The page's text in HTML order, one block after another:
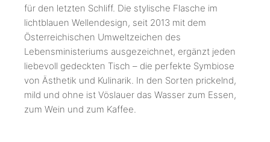
für den letzten Schliff. Die stylische Flasche im
lichtblauen Wellendesign, seit 2013 mit dem
Österreichischen Umweltzeichen des
Lebensministeriums ausgezeichnet, ergänzt jeden
liebevoll gedeckten Tisch – die perfekte Symbiose
von Ästhetik und Kulinarik. In den Sorten prickelnd,
mild und ohne ist Vöslauer das Wasser zum Essen,
zum Wein und zum Kaffee.